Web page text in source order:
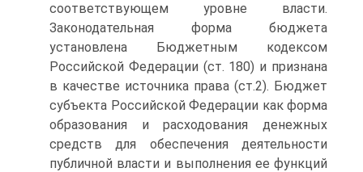
соответствующем уровне власти.
Законодательная форма бюджета
установлена Бюджетным кодексом
Российской Федерации (ст. 180) и признана
в качестве источника права (ст.2). Бюджет
субъекта Российской Федерации как форма
образования и расходования денежных
средств для обеспечения деятельности
публичной власти и выполнения ее функций